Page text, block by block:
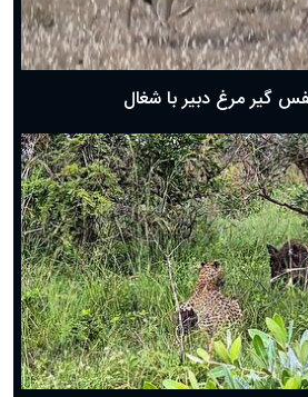
رفت؟
گیر مرغ دبیر با شغال